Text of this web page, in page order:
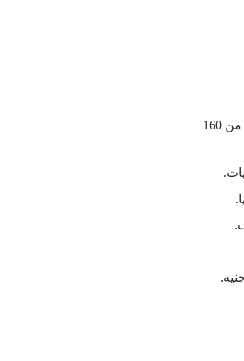
باقات الإنترنت الأرضي سعة 140 جيجابايت الأكثر شعبية بـ239.4 جنيه بعد إضافة ضريبة القيمة المضافة، بدلا من 160